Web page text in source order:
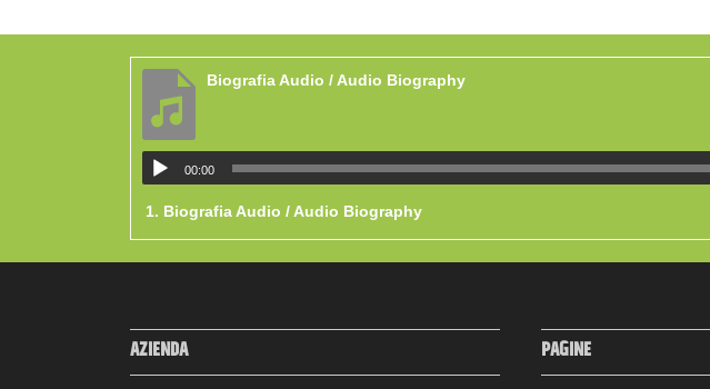
Biografia Audio / Audio Biography
00:00
1. Biografia Audio / Audio Biography
AZIENDA PAGINE